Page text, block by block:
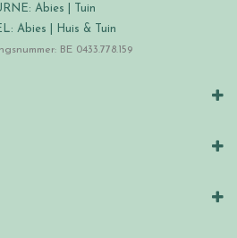
Abies | Tuin
Abies | Huis & Tuin
BE 0433.778.159